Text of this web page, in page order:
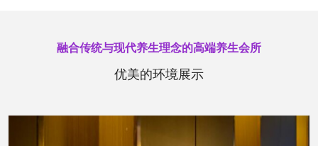
融合传统与现代养生理念的高端养生会所
优美的环境展示